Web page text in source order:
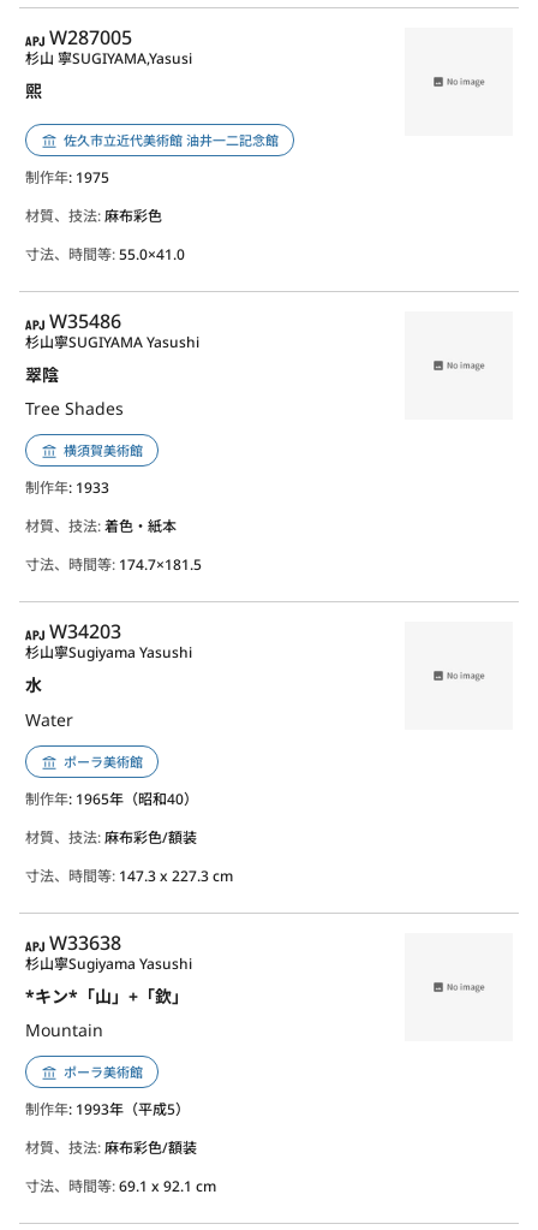
APJ
W287005
煕
杉山 寧SUGIYAMA,Yasusi
佐久市立近代美術館 油井一二記念館
制作年: 1975
材質、技法:麻布彩色
寸法、時間等:55.0×41.0
APJ
W35486
翠陰
Tree Shades
杉山寧SUGIYAMA Yasushi
横須賀美術館
制作年: 1933
材質、技法:着色・紙本
寸法、時間等: 174.7×181.5
APJ
W34203
水
Water
杉山寧Sugiyama Yasushi
ポーラ美術館
制作年: 1965年（昭和40）
材質、技法:麻布彩色/額装
寸法、時間等: 147.3 x 227.3 cm
APJ
W33638
*キン*「山」+「欽」
Mountain
杉山寧Sugiyama Yasushi
ポーラ美術館
制作年: 1993年（平成5）
材質、技法:麻布彩色/額装
寸法、時間等:69.1 x 92.1 cm